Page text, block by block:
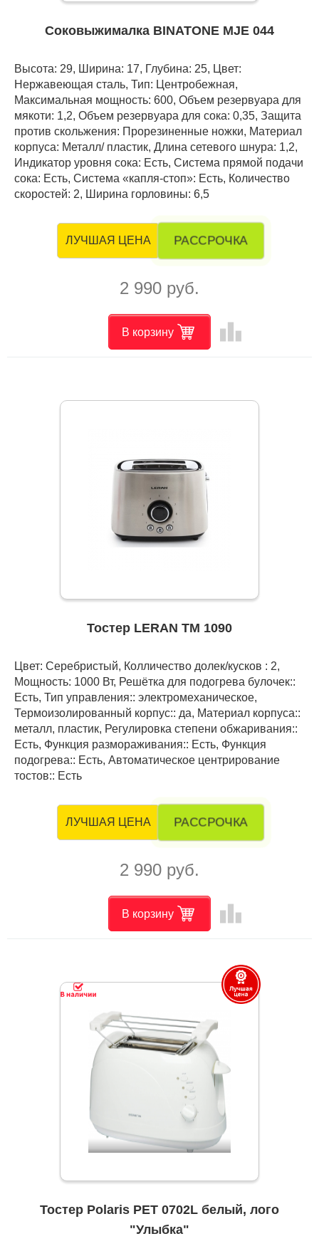
Соковыжималка BINATONE MJE 044
Высота: 29, Ширина: 17, Глубина: 25, Цвет:
Нержавеющая сталь, Тип: Центробежная,
Максимальная мощность: 600, Объем резервуара для
мякоти: 1,2, Объем резервуара для сока: 0,35, Защита
против скольжения: Прорезиненные ножки, Материал
корпуса: Металл/ пластик, Длина сетевого шнура: 1,2,
Индикатор уровня сока: Есть, Система прямой подачи
сока: Есть, Система «капля-стоп»: Есть, Количество
скоростей: 2, Ширина горловины: 6,5
ЛУЧШАЯ ЦЕНА РАССРОЧКА
2 990 руб.
В корзину leaderboard
Тостер LERAN TM 1090
Цвет: Серебристый, Колличество долек/кусков : 2,
Мощность: 1000 Вт, Решётка для подогрева булочек::
Есть, Тип управления:: электромеханическое,
Термоизолированный корпус:: да, Материал корпуса::
металл, пластик, Регулировка степени обжаривания::
Есть, Функция размораживания:: Есть, Функция
подогрева:: Есть, Автоматическое центрирование
тостов:: Есть
ЛУЧШАЯ ЦЕНА РАССРОЧКА
2 990 руб.
В корзину leaderboard
Тостер Polaris PET 0702L белый, лого
"Улыбка"